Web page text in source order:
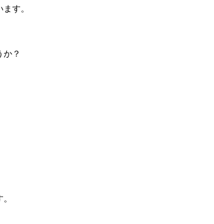
す。
か？